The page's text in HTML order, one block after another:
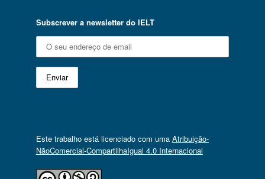
Subscrever a newsletter do IELT
Este trabalho está licenciado com uma Atribuição-
NãoComercial-CompartilhaIgual 4.0 Internacional